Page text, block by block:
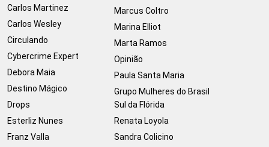
Carlos Martinez
Carlos Wesley
Circulando
Cybercrime Expert
Debora Maia
Destino Mágico
Drops
Esterliz Nunes
Franz Valla
Marcus Coltro
Marina Elliot
Marta Ramos
Opinião
Paula Santa Maria
Grupo Mulheres do Brasil
Sul da Flórida
Renata Loyola
Sandra Colicino